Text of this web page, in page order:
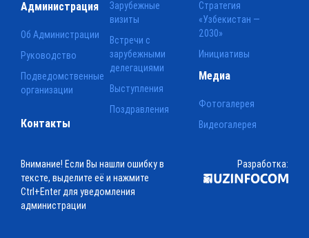
Зарубежные
Встречи с
зарубежными
делегациями
Выступления
Поздравления
Стратегия
«Узбекистан —
Инициативы
Администрация
Об Администрации
Руководство
Подведомственные
организации
Медиа
Фотогалерея
Видеогалерея
Контакты
Внимание! Если Вы нашли ошибку в
тексте, выделите её и нажмите
Ctrl+Enter для уведомления
администрации
Разработка: